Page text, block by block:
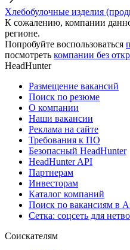
Хлебобулочные изделия
К сожалению, компании
регионе.
Попробуйте воспользоваться
посмотреть компании без
HeadHunter
Размещение вакансий
Поиск по резюме
О компании
Наши вакансии
Реклама на сайте
Требования к ПО
Безопасный HeadHunter
HeadHunter API
Партнерам
Инвесторам
Каталог компаний
Поиск по вакансиям в
Сетка: соцсеть для
Соискателям